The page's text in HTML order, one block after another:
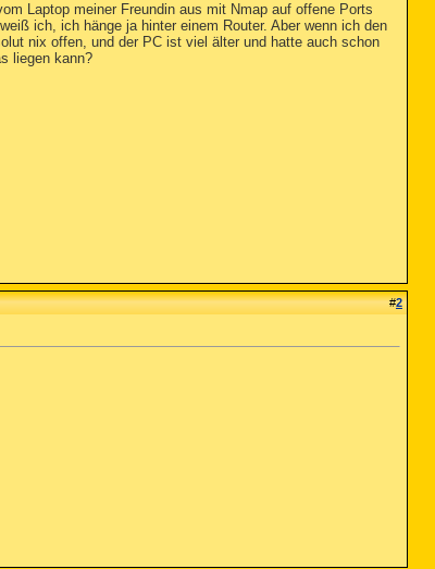
Laptop meiner Freundin aus mit Nmap auf offene Ports
ich, ich hänge ja hinter einem Router. Aber wenn ich den
nix offen, und der PC ist viel älter und hatte auch schon
liegen kann?
#2